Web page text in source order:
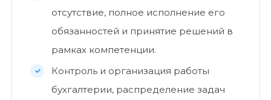
отсутствие, полное исполнение его
обязанностей и принятие решений в
рамках компетенции.
Контроль и организация работы
бухгалтерии, распределение задач